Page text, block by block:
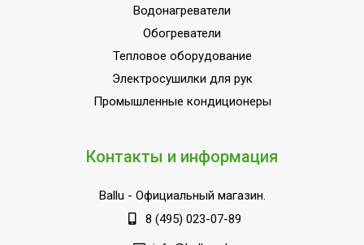
Водонагреватели
Обогреватели
Тепловое оборудование
Электросушилки для рук
Промышленные кондиционеры
Контакты и информация
Ballu - Официальный магазин.
8 (495) 023-07-89